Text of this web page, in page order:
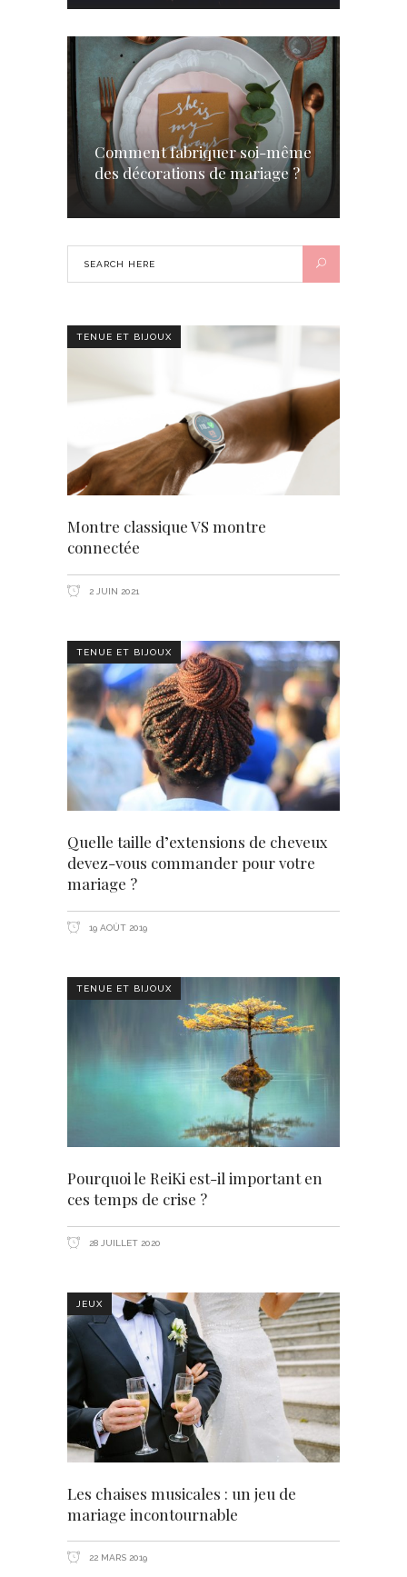
Comment fabriquer soi-même
des décorations de mariage ?
TENUE ET BIJOUX
Montre classique VS montre
connectée
2 JUIN 2021
TENUE ET BIJOUX
Quelle taille d’extensions de cheveux
devez-vous commander pour votre
mariage ?
19 AOÛT 2019
TENUE ET BIJOUX
Pourquoi le ReiKi est-il important en
ces temps de crise ?
28 JUILLET 2020
JEUX
Les chaises musicales : un jeu de
mariage incontournable
22 MARS 2019